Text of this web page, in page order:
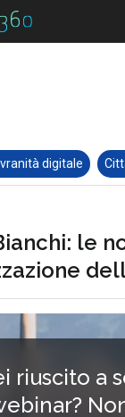
digitale
le
riuscito a